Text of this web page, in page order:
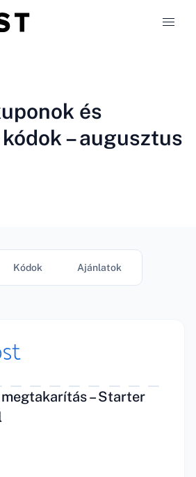
és
– augusztus
Kódok Ajánlatok
– Starter